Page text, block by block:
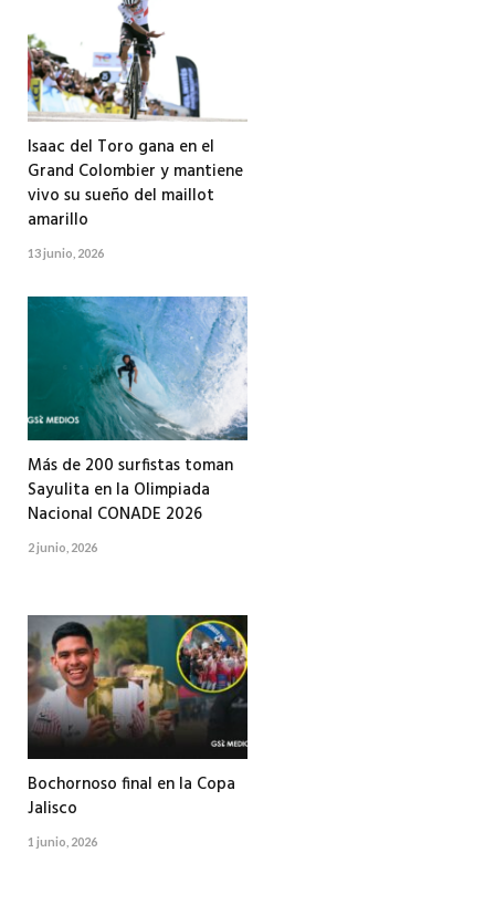
Isaac del Toro gana en el
Grand Colombier y mantiene
vivo su sueño del maillot
amarillo
13 junio, 2026
Más de 200 surfistas toman
Sayulita en la Olimpiada
Nacional CONADE 2026
2 junio, 2026
Bochornoso final en la Copa
Jalisco
1 junio, 2026